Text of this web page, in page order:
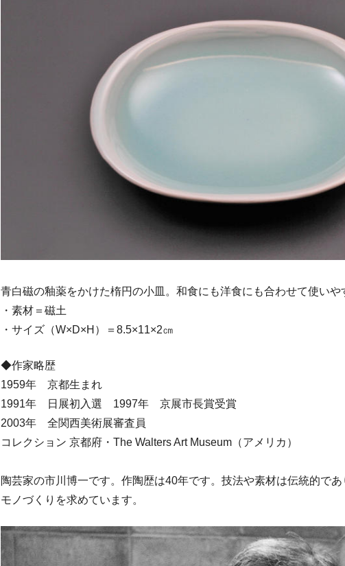
青白磁の釉薬をかけた楕円の小皿。和食にも洋食にも合わせて使いや
・素材＝磁土
・サイズ（W×D×H）＝8.5×11×2㎝
◆作家略歴
1959年 京都生まれ
1991年 日展初入選 1997年 京展市長賞受賞
2003年 全関西美術展審査員
コレクション 京都府・The Walters Art Museum（アメリカ）
陶芸家の市川博一です。作陶歴は40年です。技法や素材は伝統的で
モノづくりを求めています。